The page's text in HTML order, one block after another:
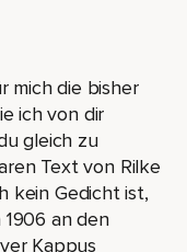
rein und dann ist mir
mich die bisher
ich von dir
gleich zu
Text von Rilke
kein Gedicht ist,
an den
Kappus